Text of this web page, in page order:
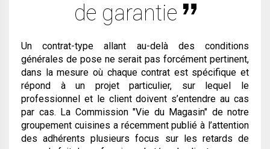
de garantie
Un contrat-type allant au-delà des conditions
générales de pose ne serait pas forcément pertinent,
dans la mesure où chaque contrat est spécifique et
répond à un projet particulier, sur lequel le
professionnel et le client doivent s’entendre au cas
par cas. La Commission "Vie du Magasin" de notre
groupement cuisines a récemment publié à l’attention
des adhérents plusieurs focus sur les retards de